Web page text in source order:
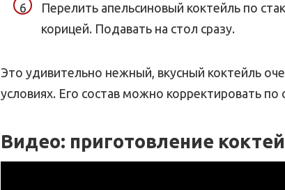
Перелить апельсиновый коктейль по
корицей. Подавать на стол сразу.
Это удивительно нежный, вкусный коктейль
условиях. Его состав можно корректировать по
Видео: приготовление